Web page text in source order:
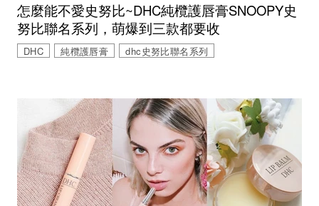
怎麼能不愛史努比~DHC純欖護唇膏SNOOPY史
努比聯名系列，萌爆到三款都要收
DHC 純欖護唇膏 dhc史努比聯名系列